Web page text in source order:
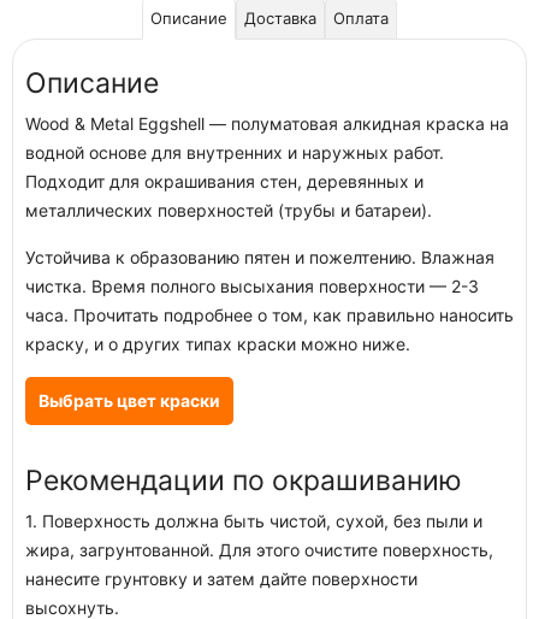
Описание Доставка Оплата
Описание
Wood & Metal Eggshell — полуматовая алкидная краска на
водной основе для внутренних и наружных работ.
Подходит для окрашивания стен, деревянных и
металлических поверхностей (трубы и батареи).
Устойчива к образованию пятен и пожелтению. Влажная
чистка. Время полного высыхания поверхности — 2-3
часа. Прочитать подробнее о том, как правильно наносить
краску, и о других типах краски можно ниже.
Выбрать цвет краски
Рекомендации по окрашиванию
1. Поверхность должна быть чистой, сухой, без пыли и
жира, загрунтованной. Для этого очистите поверхность,
нанесите грунтовку и затем дайте поверхности
высохнуть.